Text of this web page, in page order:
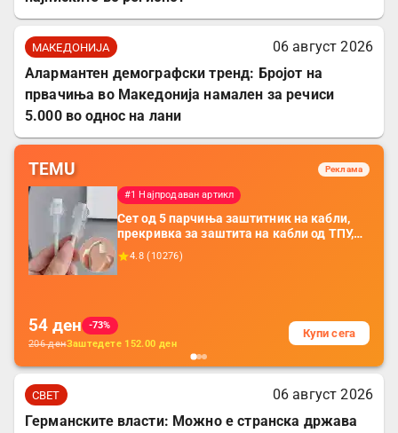
МАКЕДОНИЈА
06 август 2026
Алармантен демографски тренд: Бројот на
првачиња во Македонија намален за речиси
5.000 во однос на лани
TEMU Реклама
#1 Најпродаван артикл
Сет од 5 парчиња заштитник на кабли,
прекривка за заштита на кабли од ТПУ,
додатоци за заштита на кабли, без
батерија, за мобилни телефони, комплет
4.8 ( 10276)
54 ден
-73%
206денЗаштедете 152.00 ден
Купи сега
СВЕТ
06 август 2026
Германските власти: Можно е странска држава